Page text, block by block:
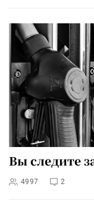
Вы следите
4997 2